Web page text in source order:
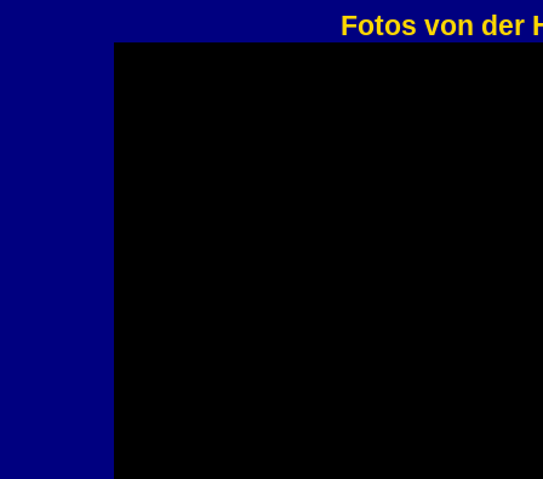
Fotos von der